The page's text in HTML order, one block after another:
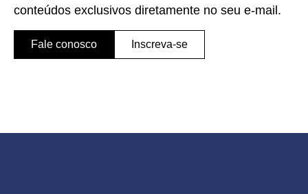
conteúdos exclusivos diretamente no seu e-mail.
Fale conosco Inscreva-se